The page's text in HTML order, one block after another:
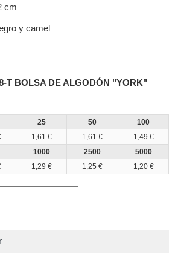
cm
y camel
T BOLSA DE ALGODÓN "YORK"
25
1,61 €
50
1,61 €
100
1,49 €
1000
1,29 €
2500
1,25 €
5000
1,20 €